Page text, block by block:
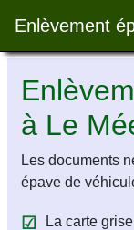
Enlèvement
à Le
Les documents
épave de
La carte